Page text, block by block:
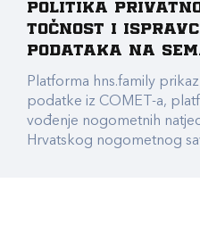
Politika
točnost i
podataka na
Platforma hns.family
podatke iz COMET-a,
vođenje nogometnih
Hrvatskog nogometnog